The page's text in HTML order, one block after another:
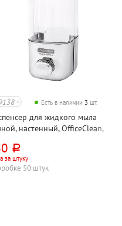
Есть в наличии 3 шт.
для жидкого мыла
настенный, OfficeClean,
пластик, хром
руб.
за штуку
50 штук